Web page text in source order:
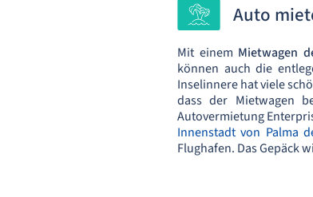
Auto
Mit einem Mietwagen
können auch die
Inselinnere hat viele
dass der Mietwagen
Autovermietung
Innenstadt von Palma
Flughafen. Das Gepäck